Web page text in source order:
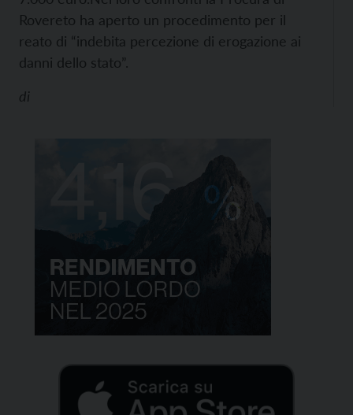
Rovereto ha aperto un procedimento per il
reato di “indebita percezione di erogazione ai
danni dello stato”.
di